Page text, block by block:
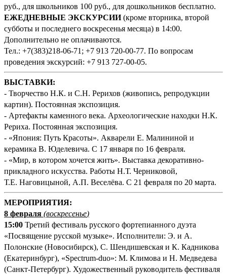
руб., для школьников 100 руб., для дошкольников бесплатно.
ЕЖЕДНЕВНЫЕ ЭКСКУРСИИ(кроме вторника, второй
субботы и последнего воскресенья месяца) в 14:00.
Дополнительно не оплачиваются.
Тел.: +7(383)218-06-71; +7 913 720-00-77. По вопросам
проведения экскурсий: +7 913 727-00-05.
ВЫСТАВКИ:
- Творчество Н.К. и С.Н. Рерихов (живопись, репродукции
картин). Постоянная экспозиция.
- Артефакты каменного века. Археологические находки Н.К.
Рериха. Постоянная экспозиция.
- «Япония: Путь Красоты». Акварели Е. Малининой и
керамика В. Юделевича. С 17 января по 16 февраля.
- «Мир, в котором хочется жить». Выставка декоративно-
прикладного искусства. Работы Н.Т. Черниковой,
Т.Е. Наговицыной, А.П. Веселёва. С 21 февраля по 20 марта.
МЕРОПРИЯТИЯ:
8 февраля (воскресенье)
15:00 Третий фестиваль русского фортепианного дуэта
«Посвящение русской музыке». Исполнители: Э. и А.
Полонские (Новосибирск), С. Шендишевская и К. Кадникова
(Екатеринбург), «Spectrum-duo»: М. Климова и Н. Медведева
(Санкт-Петербург). Художественный руководитель фестиваля